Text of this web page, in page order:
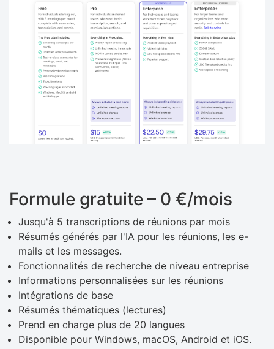
Formule gratuite – 0 €/mois
Jusqu'à 5 transcriptions de réunions par mois
Résumés générés par l'IA pour les réunions, les e-
mails et les messages.
Fonctionnalités de recherche de niveau entreprise
Informations personnalisées sur les réunions
Intégrations de base
Résumés thématiques (lectures)
Prend en charge plus de 20 langues
Disponible pour Windows, macOS, Android et iOS.